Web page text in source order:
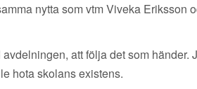
nytta som vtm Viveka Eriksson
att följa det som
hota skolans existens.